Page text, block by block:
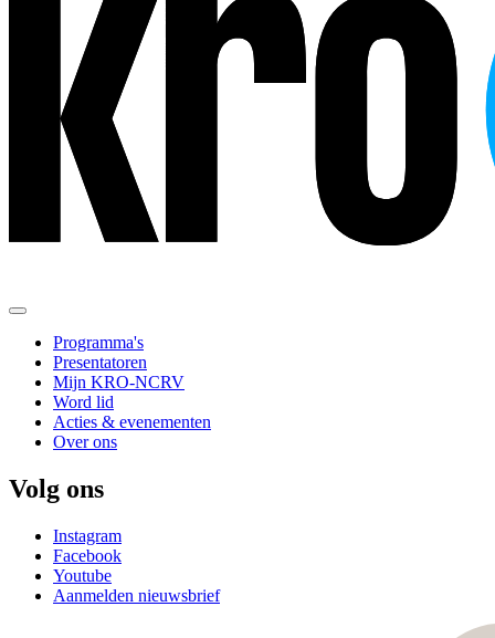
Programma's
Presentatoren
Mijn KRO-NCRV
Word lid
Acties & evenementen
Over ons
Volg ons
Instagram
Facebook
Youtube
Aanmelden nieuwsbrief